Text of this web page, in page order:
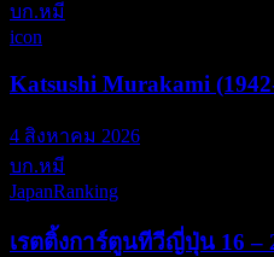
บก.หมี
icon
Katsushi Murakami
4 สิงหาคม 2026
บก.หมี
JapanRanking
เรตติ้งการ์ตูนทีวีญี่ปุ่น 16 –